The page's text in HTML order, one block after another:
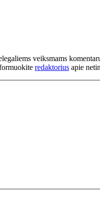
veiksmams
redaktorius apie